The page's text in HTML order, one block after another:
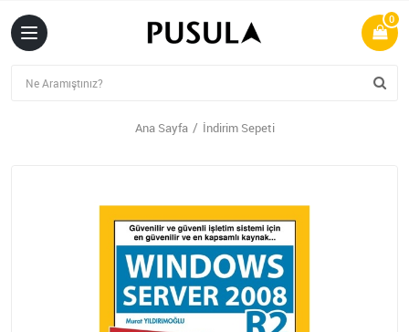
0
Ana Sayfa İndirim Sepeti